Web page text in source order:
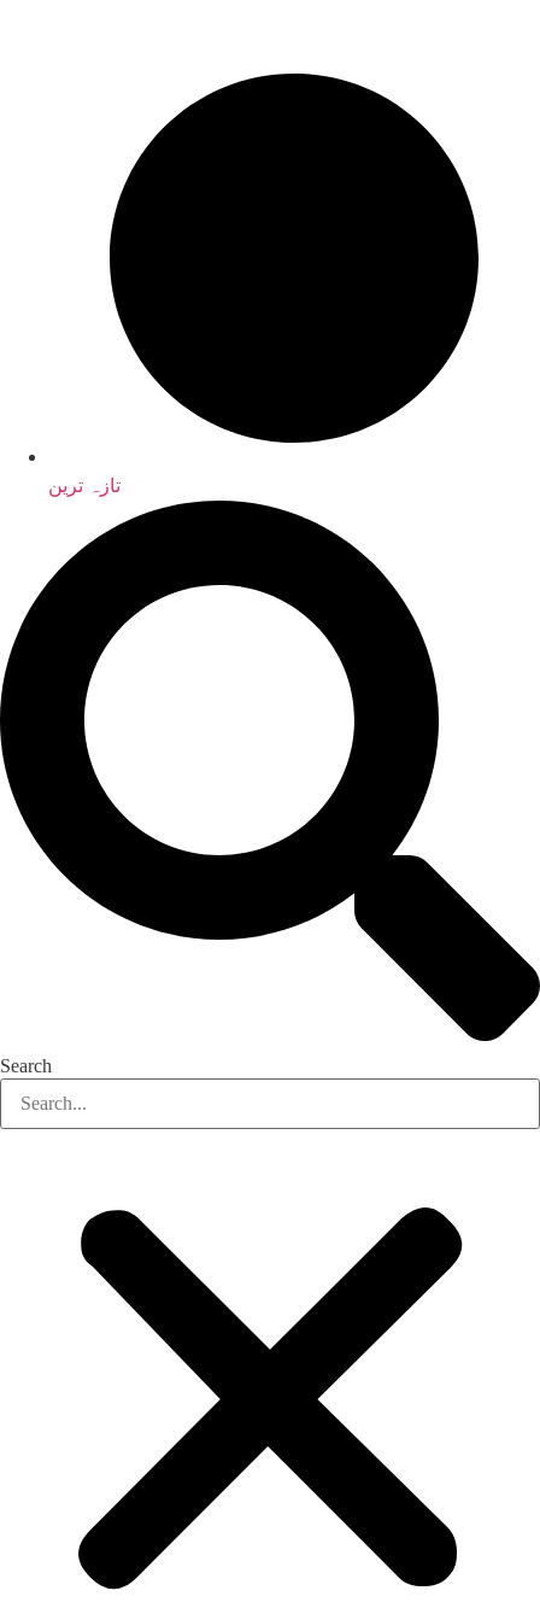
تازہ ترین
Search